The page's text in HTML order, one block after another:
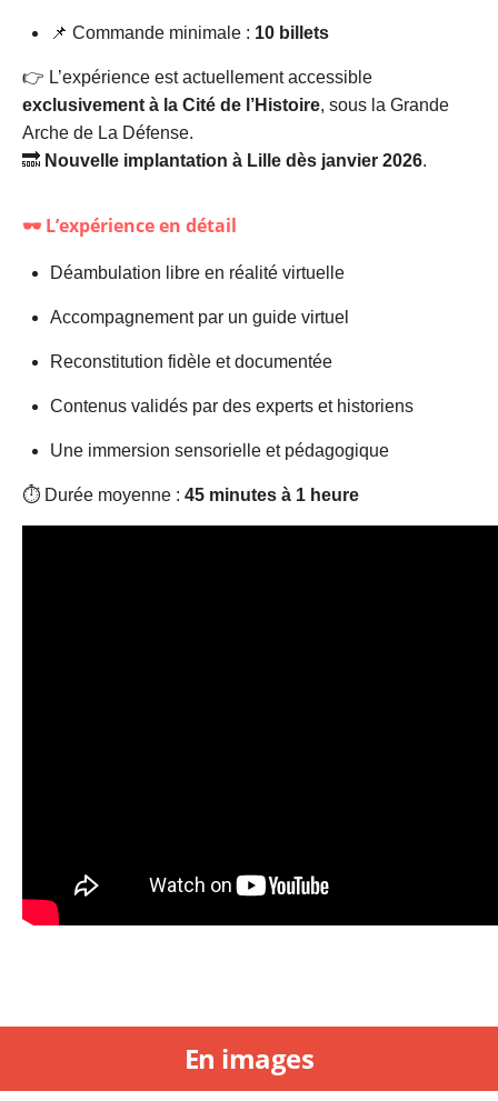
📌 Commande minimale : 10 billets
👉 L’expérience est actuellement accessible
exclusivement à la Cité de l’Histoire, sous la Grande
Arche de La Défense.
🔜 Nouvelle implantation à Lille dès janvier 2026.
🕶️ L’expérience en détail
Déambulation libre en réalité virtuelle
Accompagnement par un guide virtuel
Reconstitution fidèle et documentée
Contenus validés par des experts et historiens
Une immersion sensorielle et pédagogique
⏱️ Durée moyenne : 45 minutes à 1 heure
En images